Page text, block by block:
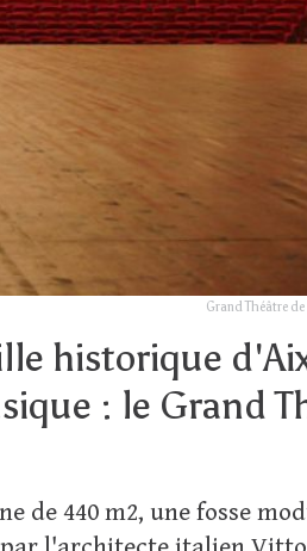
Grand Théâtre
historique
: le Grand
de 440 m2, une fosse